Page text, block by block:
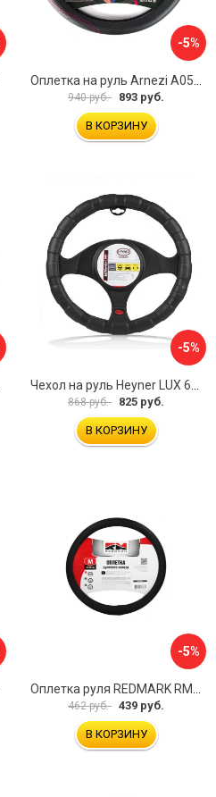
-5%
940 руб. 893 руб.
В КОРЗИНУ
-5%
868 руб. 825 руб.
В КОРЗИНУ
-5%
Оплетка руля REDMARK RM78002
462 руб. 439 руб.
В КОРЗИНУ